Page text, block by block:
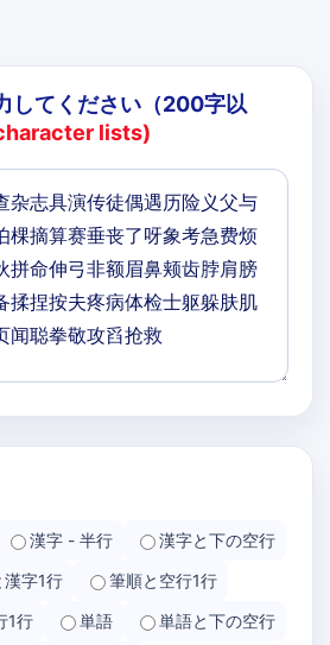
してください（200字以
lists)
漢字 - 半行
漢字と下の空行
漢字1行
筆順と空行1行
1行
単語
単語と下の空行